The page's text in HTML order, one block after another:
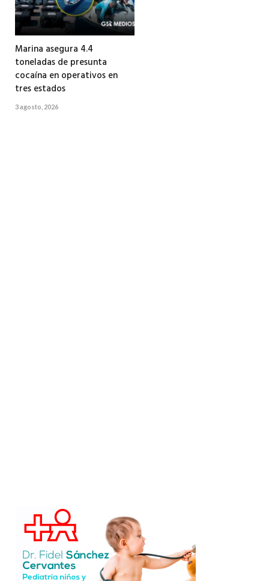
Marina asegura 4.4
toneladas de presunta
cocaína en operativos en
tres estados
3 agosto, 2026